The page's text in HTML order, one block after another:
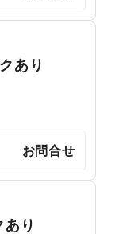
あり
お問合せ
り